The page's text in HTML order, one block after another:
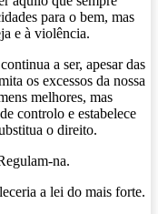
para o bem, mas
e à violência.
a ser, apesar das
os excessos da nossa
melhores, mas
controlo e estabelece
o direito.
na.
a lei do mais forte.